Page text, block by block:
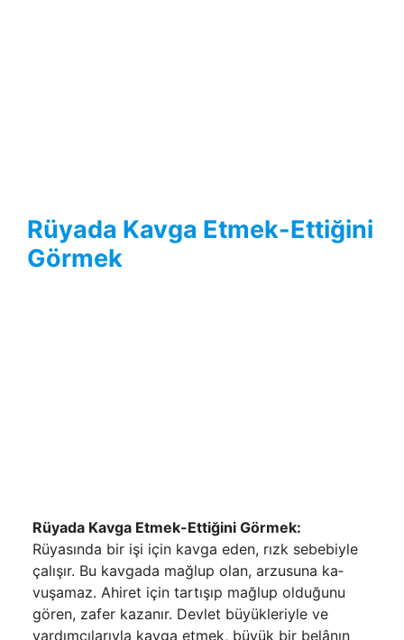
Rüyada Kavga Etmek-Ettiğini
Görmek
Rüyada Kavga Etmek-Ettiğini Görmek:
Rüyasında bir işi için kavga eden, rızk se­bebiyle
çalışır. Bu kavgada mağlup olan, arzusuna ka­
vuşamaz. Ahiret için tartışıp mağlup olduğunu
gören, zafer kazanır. Devlet büyükleriyle ve
yardımcılarıyla kavga etmek, büyük bir belânın